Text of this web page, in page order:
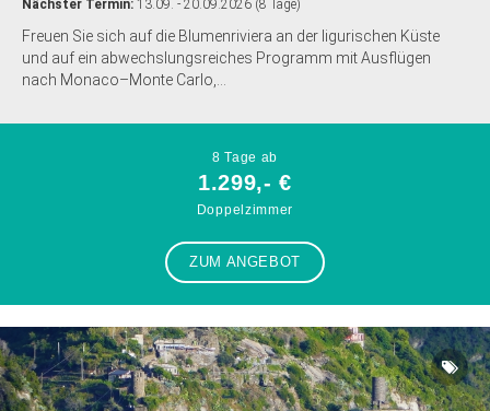
Nächster Termin: 13.09. - 20.09.2026 (8 Tage)
Freuen Sie sich auf die Blumenriviera an der ligurischen Küste
und auf ein abwechslungsreiches Programm mit Ausflügen
nach Monaco–Monte Carlo,...
8 Tage ab
1.299,- €
Doppelzimmer
ZUM ANGEBOT